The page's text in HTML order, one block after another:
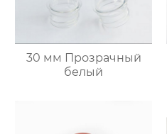
30 мм Прозрачный
белый